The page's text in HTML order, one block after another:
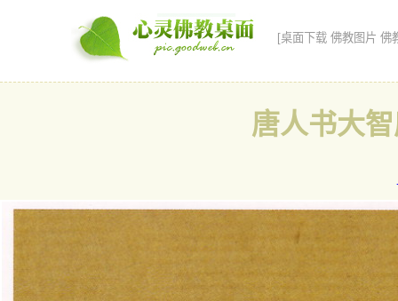
[桌面下载 佛教图片 佛
唐人书大